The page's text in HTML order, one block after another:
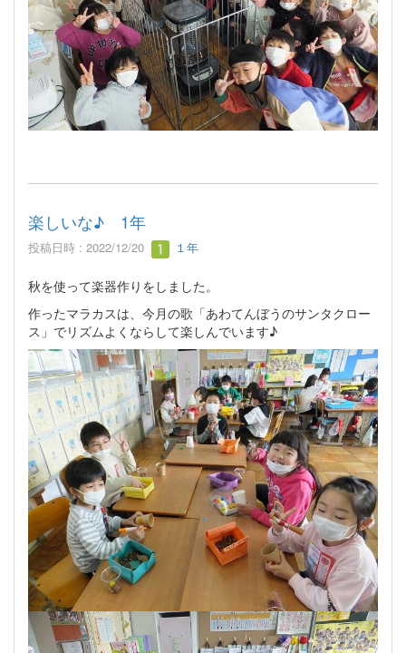
楽しいな♪ 1年
投稿日時 : 2022/12/20 １年
秋を使って楽器作りをしました。
作ったマラカスは、今月の歌「あわてんぼうのサンタクロー
ス」でリズムよくならして楽しんでいます♪